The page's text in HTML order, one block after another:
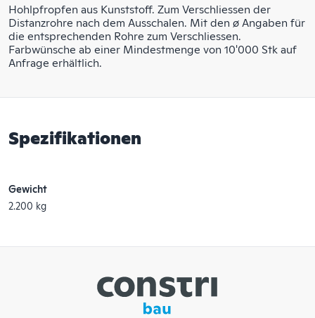
Hohlpfropfen aus Kunststoff. Zum Verschliessen der
Distanzrohre nach dem Ausschalen. Mit den ø Angaben für
die entsprechenden Rohre zum Verschliessen.
Farbwünsche ab einer Mindestmenge von 10'000 Stk auf
Anfrage erhältlich.
Spezifikationen
Gewicht
2.200 kg